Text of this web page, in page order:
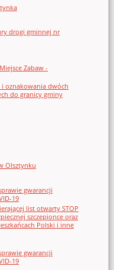
drogi gminnej nr
Zabaw -
oznakowania dwóch
do granicy gminy
Olsztynku
gwarancji
19
list otwarty STOP
szczepionce oraz
Polski i inne
gwarancji
19